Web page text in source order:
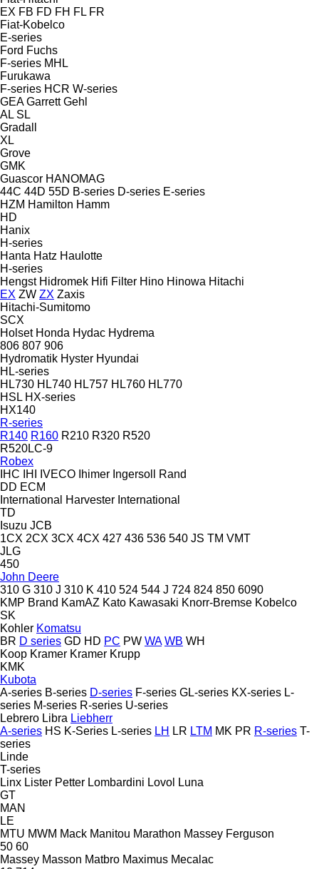
EX FB FD FH FL FR
Fiat-Kobelco
E-series
Ford Fuchs
F-series MHL
Furukawa
F-series HCR W-series
GEA Garrett Gehl
AL SL
Gradall
XL
Grove
GMK
Guascor HANOMAG
44C 44D 55D B-series D-series E-series
HZM Hamilton Hamm
HD
Hanix
H-series
Hanta Hatz Haulotte
H-series
Hengst Hidromek Hifi Filter Hino Hinowa Hitachi
EX ZW ZX Zaxis
Hitachi-Sumitomo
SCX
Holset Honda Hydac Hydrema
806 807 906
Hydromatik Hyster Hyundai
HL-series
HL730 HL740 HL757 HL760 HL770
HSL HX-series
HX140
R-series
R140 R160 R210 R320 R520
R520LC-9
Robex
IHC
IHI IVECO Ihimer Ingersoll Rand
DD ECM
International Harvester International
TD
Isuzu JCB
1CX 2CX 3CX 4CX 427 436 536 540 JS TM VMT
JLG
450
John Deere
310 G 310 J 310 K 410 524 544 J 724 824 850 6090
KMP Brand KamAZ Kato Kawasaki Knorr-Bremse Kobelco
SK
Kohler Komatsu
BR D series GD HD PC PW WA WB WH
Koop Kramer Kramer Krupp
KMK
Kubota
A-series B-series D-series F-series GL-series KX-series L-
series M-series R-series U-series
Lebrero Libra Liebherr
A-series HS K-Series L-series LH LR LTM MK PR R-series T-
series
Linde
T-series
Linx Lister Petter Lombardini Lovol
Luna
GT
MAN
LE
MTU MWM Mack Manitou Marathon Massey Ferguson
50 60
Massey Masson Matbro Maximus Mecalac